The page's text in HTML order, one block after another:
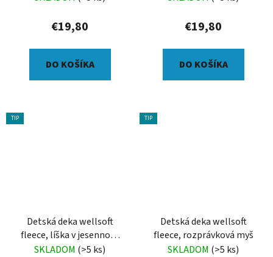
€19,80
DO KOŠÍKA
€19,80
DO KOŠÍKA
TIP
Detská deka wellsoft
fleece, líška v jesennom
lese
SKLADOM (>5 ks)
TIP
Detská deka wellsoft
fleece, rozprávková myš
SKLADOM (>5 ks)